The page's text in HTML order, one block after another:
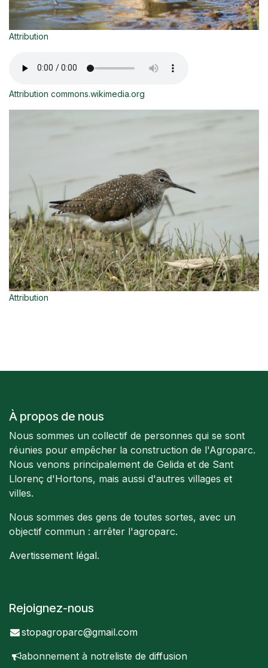
Attribution
Attribution commons.wikimedia.org
Attribution
À propos de nous
Nous sommes un collectif de personnes qui se sont
réunies pour empêcher la construction de l'Agroparc.
Nous venons principalement de Gelida et de Sant
Llorenç d'Hortons, mais aussi d'autres villages et
villes.
Nous sommes des gens de toutes sortes, avec un
objectif commun : arrêter l'agroparc.
Avertissement légal.
Rejoignez-nous
stopagroparc@gmail.com
abonnement à notreliste de diffusion